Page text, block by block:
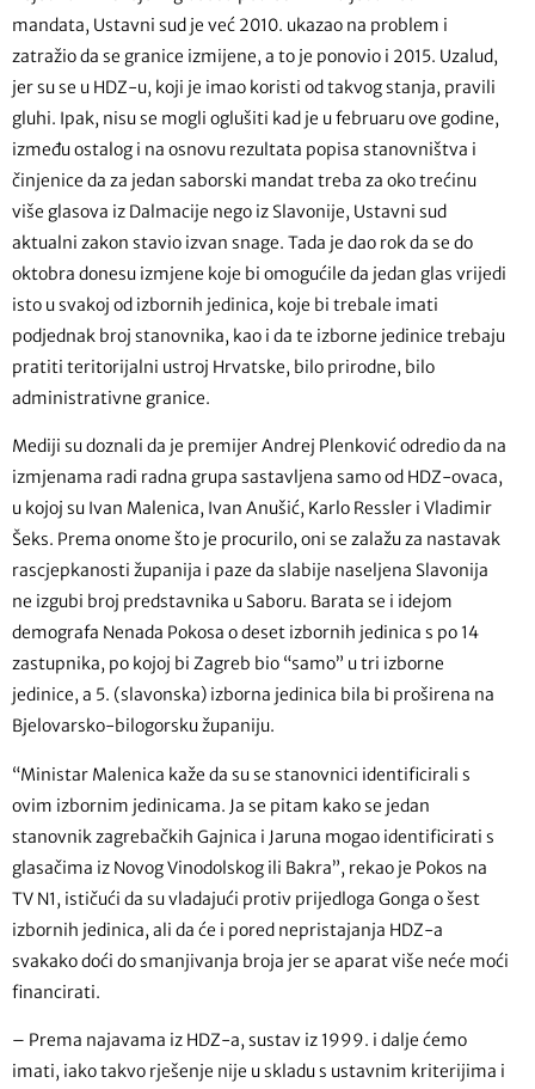
mandata, Ustavni sud je već 2010. ukazao na problem i
zatražio da se granice izmijene, a to je ponovio i 2015. Uzalud,
jer su se u HDZ-u, koji je imao koristi od takvog stanja, pravili
gluhi. Ipak, nisu se mogli oglušiti kad je u februaru ove godine,
između ostalog i na osnovu rezultata popisa stanovništva i
činjenice da za jedan saborski mandat treba za oko trećinu
više glasova iz Dalmacije nego iz Slavonije, Ustavni sud
aktualni zakon stavio izvan snage. Tada je dao rok da se do
oktobra donesu izmjene koje bi omogućile da jedan glas vrijedi
isto u svakoj od izbornih jedinica, koje bi trebale imati
podjednak broj stanovnika, kao i da te izborne jedinice trebaju
pratiti teritorijalni ustroj Hrvatske, bilo prirodne, bilo
administrativne granice.
Mediji su doznali da je premijer Andrej Plenković odredio da na
izmjenama radi radna grupa sastavljena samo od HDZ-ovaca,
u kojoj su Ivan Malenica, Ivan Anušić, Karlo Ressler i Vladimir
Šeks. Prema onome što je procurilo, oni se zalažu za nastavak
rascjepkanosti županija i paze da slabije naseljena Slavonija
ne izgubi broj predstavnika u Saboru. Barata se i idejom
demografa Nenada Pokosa o deset izbornih jedinica s po 14
zastupnika, po kojoj bi Zagreb bio “samo” u tri izborne
jedinice, a 5. (slavonska) izborna jedinica bila bi proširena na
Bjelovarsko-bilogorsku županiju.
“Ministar Malenica kaže da su se stanovnici identificirali s
ovim izbornim jedinicama. Ja se pitam kako se jedan
stanovnik zagrebačkih Gajnica i Jaruna mogao identificirati s
glasačima iz Novog Vinodolskog ili Bakra”, rekao je Pokos na
TV N1, ističući da su vladajući protiv prijedloga Gonga o šest
izbornih jedinica, ali da će i pored nepristajanja HDZ-a
svakako doći do smanjivanja broja jer se aparat više neće moći
financirati.
– Prema najavama iz HDZ-a, sustav iz 1999. i dalje ćemo
imati, iako takvo rješenje nije u skladu s ustavnim kriterijima i